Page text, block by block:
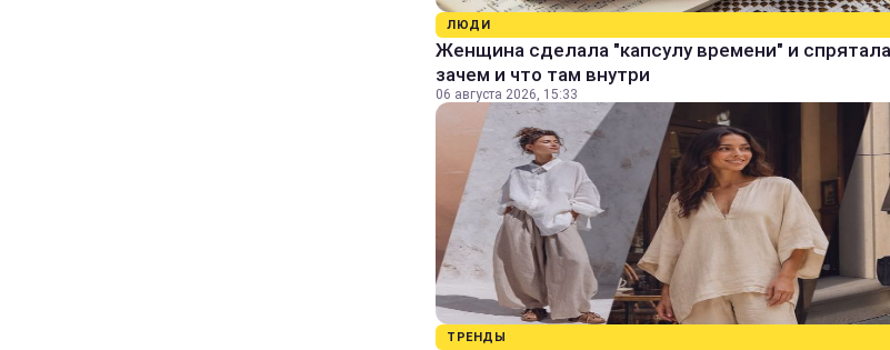
ЛЮДИ
Женщина сделала "капсулу времени" и
зачем и что там внутри
06 августа 2026, 15:33
ТРЕНДЫ